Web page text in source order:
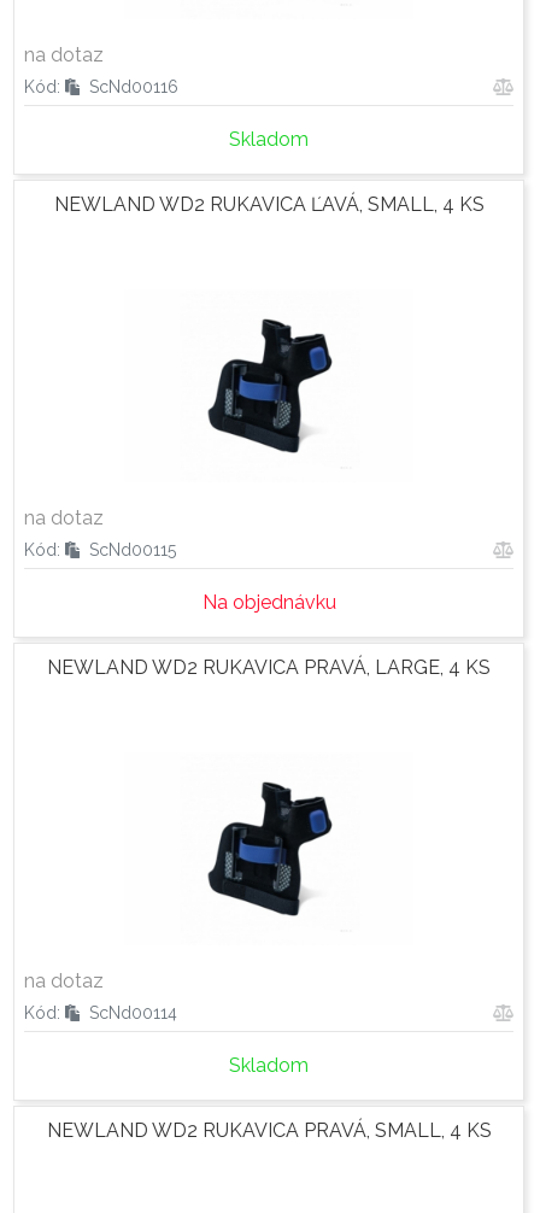
na dotaz
Kód: ScNd00116
Skladom
NEWLAND WD2 RUKAVICA ĽAVÁ, SMALL, 4 KS
na dotaz
Kód: ScNd00115
Na objednávku
NEWLAND WD2 RUKAVICA PRAVÁ, LARGE, 4 KS
na dotaz
Kód: ScNd00114
Skladom
NEWLAND WD2 RUKAVICA PRAVÁ, SMALL, 4 KS